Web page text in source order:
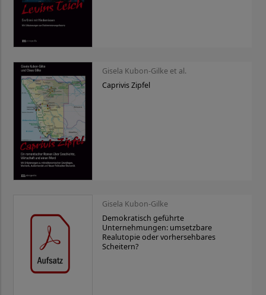
Gisela Kubon-Gilke et al.
Caprivis Zipfel
Gisela Kubon-Gilke
Demokratisch geführte
Unternehmungen: umsetzbare
Realutopie oder vorhersehbares
Scheitern?